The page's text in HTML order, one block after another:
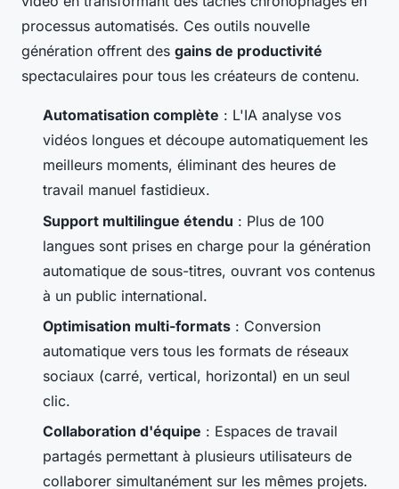
processus automatisés. Ces outils nouvelle
génération offrent des gains de productivité
spectaculaires pour tous les créateurs de contenu.
Automatisation complète : L'IA analyse vos
vidéos longues et découpe automatiquement les
meilleurs moments, éliminant des heures de
travail manuel fastidieux.
Support multilingue étendu : Plus de 100
langues sont prises en charge pour la génération
automatique de sous-titres, ouvrant vos contenus
à un public international.
Optimisation multi-formats : Conversion
automatique vers tous les formats de réseaux
sociaux (carré, vertical, horizontal) en un seul
clic.
Collaboration d'équipe : Espaces de travail
partagés permettant à plusieurs utilisateurs de
collaborer simultanément sur les mêmes projets.